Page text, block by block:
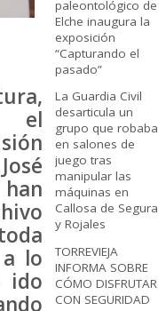
el
lo
ido
paleontológico de
Elche inaugura la
exposición
“Capturando el
pasado”
La Guardia Civil
desarticula un
grupo que robaba
en salones de
juego tras
manipular las
máquinas en
Callosa de Segura
y Rojales
TORREVIEJA
INFORMA SOBRE
CÓMO DISFRUTAR
CON SEGURIDAD